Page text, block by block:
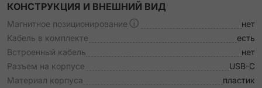
КОНСТРУКЦИЯ И ВНЕШНИЙ ВИД
Магнитное позиционирование
нет
Кабель в комплекте
есть
Встроенный кабель
нет
Разъем на корпусе
USB-C
Материал корпуса
пластик